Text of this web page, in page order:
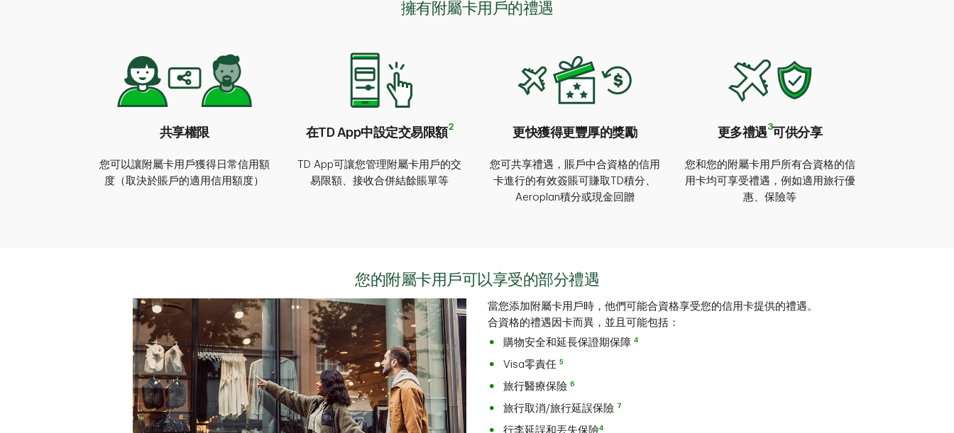
擁有附屬卡用戶的禮遇
共享權限
您可以讓附屬卡用戶獲得日常信用額
度（取決於賬戶的適用信用額度）
在TD App中設定交易限額2
TD App可讓您管理附屬卡用戶的交
易限額、接收合併結餘賬單等
更快獲得更豐厚的獎勵
您可共享禮遇，賬戶中合資格的信用
卡進行的有效簽賬可賺取TD積分、
Aeroplan積分或現金回贈
更多禮遇3可供分享
您和您的附屬卡用戶所有合資格的信
用卡均可享受禮遇，例如適用旅行優
惠、保險等
您的附屬卡用戶可以享受的部分禮遇
當您添加附屬卡用戶時，他們可能合資格享受您的信用卡提供的禮遇。
合資格的禮遇因卡而異，並且可能包括：
購物安全和延長保證期保障 4
Visa零責任 5
旅行醫療保險 6
旅行取消/旅行延誤保險 7
行李延誤和丟失保險4